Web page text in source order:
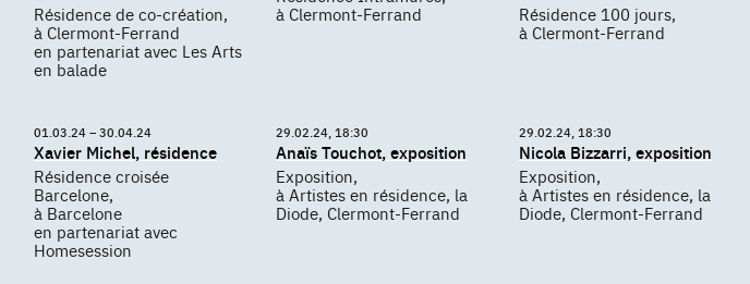
Résidence de co-création,
à Clermont-Ferrand
en partenariat avec Les Arts
en balade
à Clermont-Ferrand
Résidence 100 jours,
à Clermont-Ferrand
01.03.24 – 30.04.24
Xavier Michel, résidence
Résidence croisée
Barcelone,
à Barcelone
en partenariat avec
Homesession
29.02.24, 18:30
Anaïs Touchot, exposition
Exposition,
à Artistes en résidence, la
Diode, Clermont-Ferrand
29.02.24, 18:30
Nicola Bizzarri, exposition
Exposition,
à Artistes en résidence, la
Diode, Clermont-Ferrand